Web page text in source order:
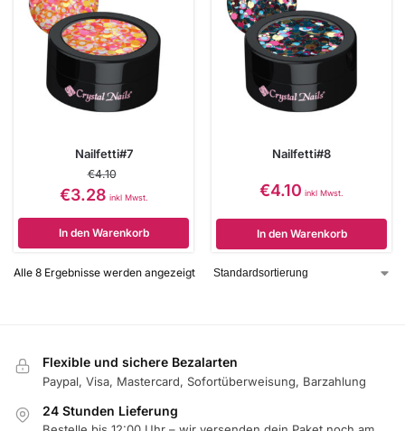
Nailfetti#7
€4.10
€3.28 inkl Mwst.
In den Warenkorb
Nailfetti#8
€4.10 inkl Mwst.
In den Warenkorb
Alle 8 Ergebnisse werden angezeigt
Flexible und sichere Bezalarten
Paypal, Visa, Mastercard, Sofortüberweisung, Barzahlung
24 Stunden Lieferung